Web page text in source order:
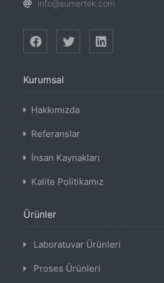
info@sumertek.com
Kurumsal
Hakkımızda
Referanslar
İnsan Kaynakları
Kalite Politikamız
Ürünler
Laboratuvar Ürünleri
Proses Ürünleri